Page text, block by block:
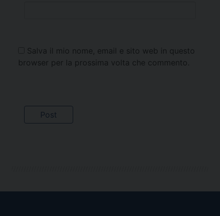
Salva il mio nome, email e sito web in questo
browser per la prossima volta che commento.